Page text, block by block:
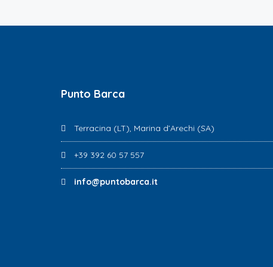
Punto Barca
Terracina (LT), Marina d’Arechi (SA)
+39 392 60 57 557
info@puntobarca.it